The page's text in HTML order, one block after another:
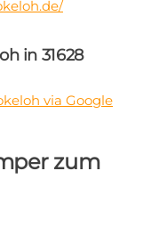
in 31628
via Google
zum